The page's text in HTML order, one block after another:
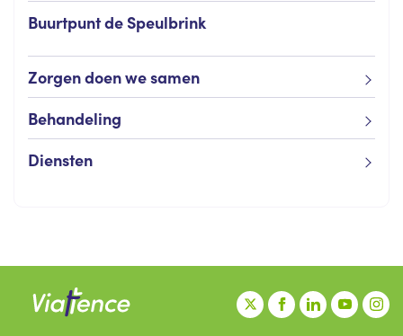
Buurtpunt de Speulbrink
Zorgen doen we samen
Behandeling
Diensten